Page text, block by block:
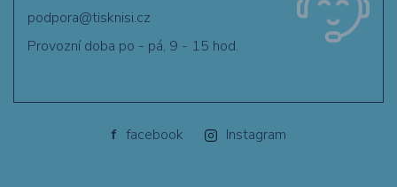
podpora@tisknisi.cz
Provozní doba po - pá, 9 - 15 hod.
f facebook Instagram